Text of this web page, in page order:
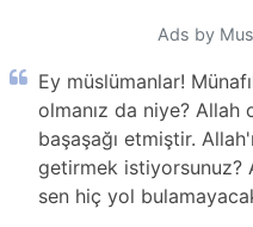
Ads by
Ey müslümanlar!
olmanız da niye? Allah
başaşağı etmiştir.
getirmek istiyorsunuz?
sen hiç yol